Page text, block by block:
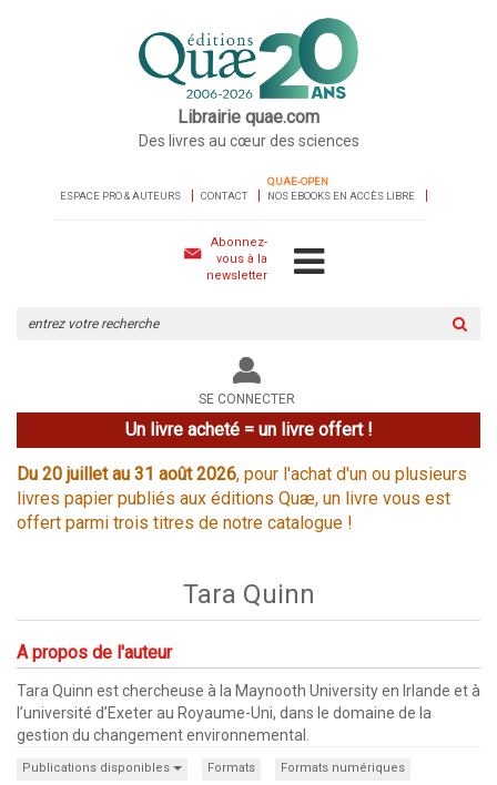
Librairie quae.com
Des livres au cœur des sciences
ESPACE PRO & AUTEURS CONTACT
QUAE-OPEN
NOS EBOOKS EN ACCÈS LIBRE
Abonnez-
vous à la
newsletter
le
site
SE CONNECTER
Un livre acheté = un livre offert !
Du 20 juillet au 31 août 2026, pour l'achat d'un ou plusieurs
livres papier publiés aux éditions Quæ, un livre vous est
offert parmi trois titres de notre catalogue !
Tara Quinn
A propos de l'auteur
Tara Quinn est chercheuse à la Maynooth University en Irlande et à
l’université d’Exeter au Royaume-Uni, dans le domaine de la
gestion du changement environnemental.
Publications disponibles Formats Formats numériques